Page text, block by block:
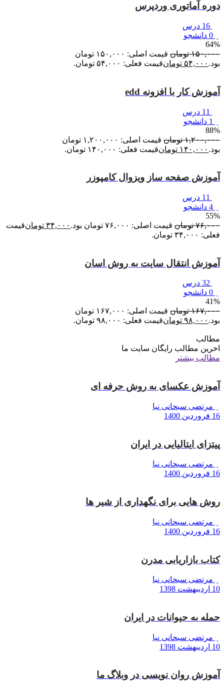
دوره آماتوری وردپرس
64%
۱۵۰,۰۰۰ تومان
قیمت اصلی: ۱۵۰,۰۰۰ تومان
بود. ۵۴,۰۰۰ تومانقیمت فعلی: ۵۴,۰۰۰ تومان.
آموزش کار با افزونه edd
88%
۱,۲۰۰,۰۰۰ تومان
قیمت اصلی: ۱,۲۰۰,۰۰۰ تومان
بود. ۱۴۰,۰۰۰ تومانقیمت فعلی: ۱۴۰,۰۰۰ تومان.
آموزش صفحه ساز ویزوال کامپوزر
55%
۷۶,۰۰۰ تومان قیمت اصلی: ۷۶,۰۰۰ تومان بود. ۳۴,۰۰۰ تومانقیمت
فعلی: ۳۴,۰۰۰ تومان.
آموزش انتقال سایت به روش اسان
41%
۱۶۷,۰۰۰ تومان
قیمت اصلی: ۱۶۷,۰۰۰ تومان
بود. ۹۸,۰۰۰ تومانقیمت فعلی: ۹۸,۰۰۰ تومان.
مطالب
اخرین مطالب رایگان سایت ما
مطالب بیشتر
آموزش عکسای به روش حرفه ای
مرتضی سبحانی نیا
16 فروردین 1400
پیتزای ایتالیایی در ایران
مرتضی سبحانی نیا
16 فروردین 1400
روش هایی برای نگهداری از شیر ها
مرتضی سبحانی نیا
16 فروردین 1400
کتاب بازاریابی مدرن
مرتضی سبحانی نیا
10 اردیبهشت 1398
حمله به حیوانات در ایران
مرتضی سبحانی نیا
10 اردیبهشت 1398
آموزش روان نویسی در وبلاگ ما